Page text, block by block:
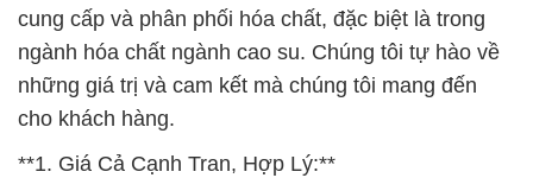
cung cấp và phân phối hóa chất, đặc biệt là trong
ngành hóa chất ngành cao su. Chúng tôi tự hào về
những giá trị và cam kết mà chúng tôi mang đến
cho khách hàng.
**1. Giá Cả Cạnh Tran, Hợp Lý:**